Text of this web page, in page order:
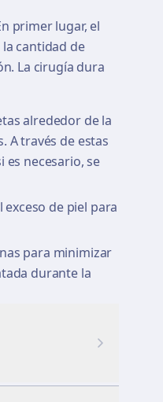
primer lugar, el
cantidad de
La cirugía dura
alrededor de la
A través de estas
es necesario, se
exceso de piel para
para minimizar
durante la